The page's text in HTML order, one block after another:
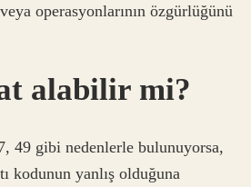
operasyonlarının özgürlüğünü
alabilir mi?
49 gibi nedenlerle bulunuyorsa,
kodunun yanlış olduğuna